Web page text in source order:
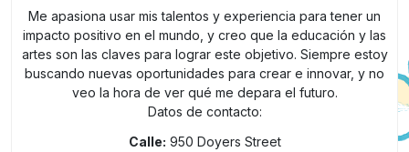
Me apasiona usar mis talentos y experiencia para tener un
impacto positivo en el mundo, y creo que la educación y las
artes son las claves para lograr este objetivo. Siempre estoy
buscando nuevas oportunidades para crear e innovar, y no
veo la hora de ver qué me depara el futuro.
Datos de contacto:
Calle: 950 Doyers Street